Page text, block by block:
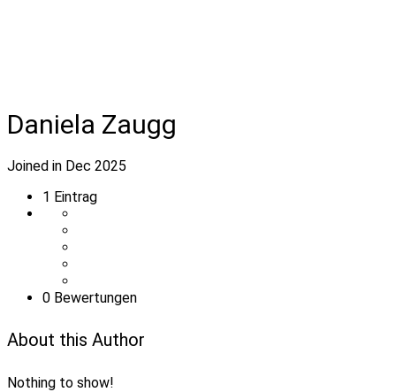
Daniela Zaugg
Joined in Dec 2025
1 Eintrag
0 Bewertungen
About this Author
Nothing to show!